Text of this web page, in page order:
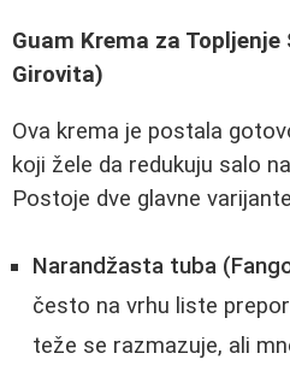
Guam Krema za Topljenje
Girovita)
Ova krema je postala
koji žele da redukuju salo
Postoje dve glavne
Narandžasta tuba
često na vrhu liste
teže se razmazuje, ali